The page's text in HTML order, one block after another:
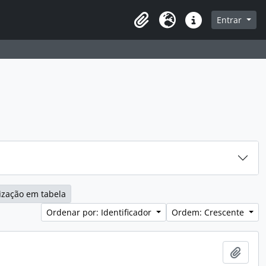
Área de Transferência
Idioma Atalhos Entrar
em tabela
Ordenar por: Identificador
Ordem: Crescente